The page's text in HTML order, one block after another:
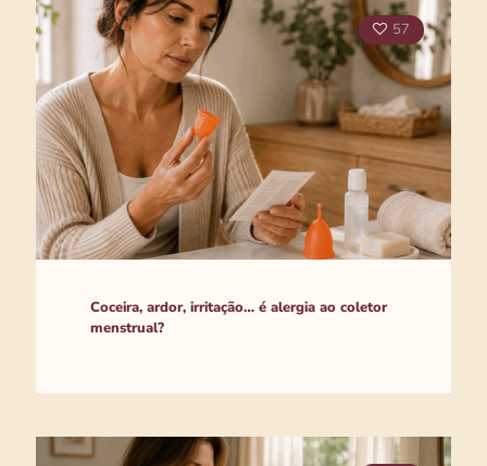
57
Coceira, ardor, irritação… é alergia ao coletor
menstrual?